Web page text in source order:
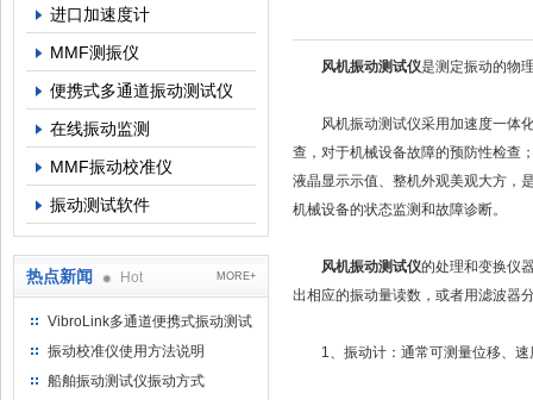
进口加速度计
MMF测振仪
便携式多通道振动测试仪
在线振动监测
MMF振动校准仪
振动测试软件
热点新闻 Hot MORE+
VibroLink多通道便携式振动测试
仪
振动校准仪使用方法说明
船舶振动测试仪振动方式
风机振动测试仪是测定振动的物
风机振动测试仪采用加速度一体化
查，对于机械设备故障的预防性检查
液晶显示示值、整机外观美观大方，
机械设备的状态监测和故障诊断。
风机振动测试仪的处理和变换仪
出相应的振动量读数，或者用滤波器
1、振动计：通常可测量位移、速